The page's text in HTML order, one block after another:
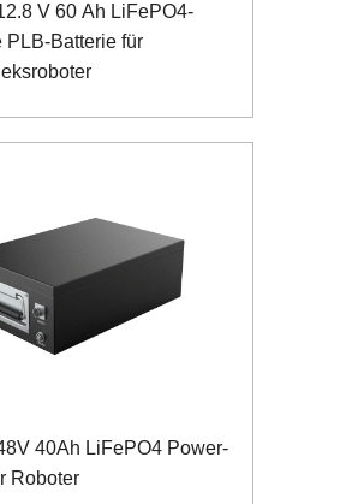
V 60 Ah LiFePO4-
PLB-Batterie für
40Ah LiFePO4 Power-
Roboter